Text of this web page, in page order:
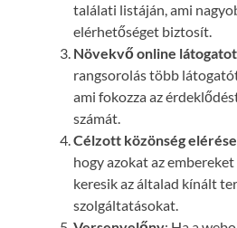
találati listáján, ami
elérhetőséget biztosít.
Növekvő online
rangsorolás több
ami fokozza az
számát.
Célzott közönség elérése
hogy azokat az
keresik az általad kínált
szolgáltatásokat.